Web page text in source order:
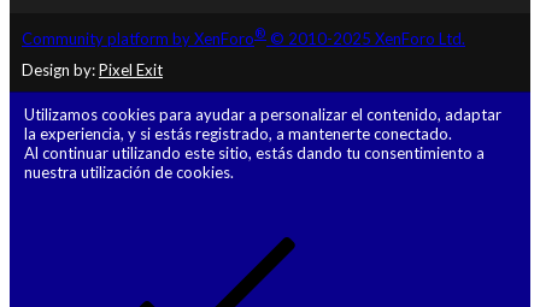
Community platform by XenForo® © 2010-2025 XenForo Ltd.
Design by:Pixel Exit
Utilizamos cookies para ayudar a personalizar el contenido, adaptar
la experiencia, y si estás registrado, a mantenerte conectado.
Al continuar utilizando este sitio, estás dando tu consentimiento a
nuestra utilización de cookies.